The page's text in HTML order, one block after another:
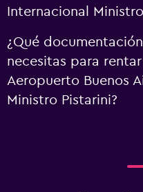
Internacional
¿Qué
necesitas para
Aeropuerto Buenos
Ministro Pistarini?